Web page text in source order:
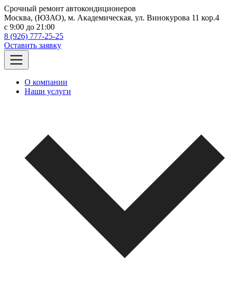
Срочный ремонт автокондиционеров
Москва, (ЮЗАО), м. Академическая, ул. Винокурова 11 кор.4
c 9:00 до 21:00
8 (926) 777-25-25
Оставить заявку
О компании
Наши услуги